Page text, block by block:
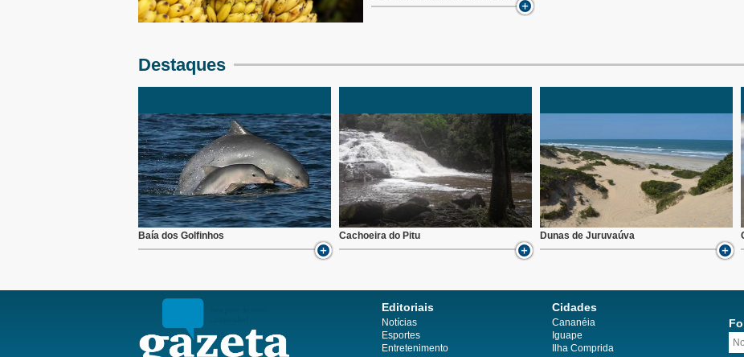
Destaques
Baía dos Golfinhos Cachoeira do Pitu Dunas de Juruvaúva
Editoriais
Notícias
Esportes
Entretenimento
Cidades
Cananéia
Iguape
Ilha Comprida